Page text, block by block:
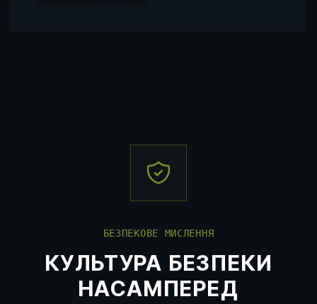
БЕЗПЕКОВЕ МИСЛЕННЯ
КУЛЬТУРА БЕЗПЕКИ
НАСАМПЕРЕД